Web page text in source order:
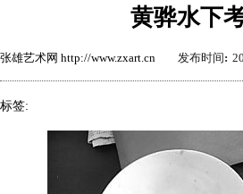
黄骅水下
张雄艺术网 http://www.zxart.cn 发布时间:
标签: